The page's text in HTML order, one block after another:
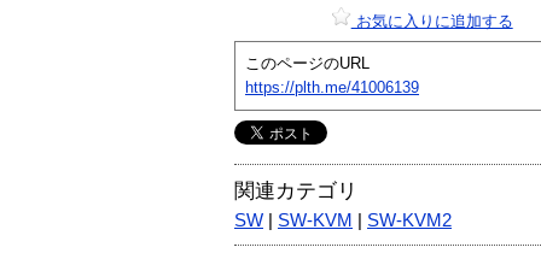
お気に入りに追加する
このページのURL
https://plth.me/41006139
関連カテゴリ
SW SW-KVM SW-KVM2